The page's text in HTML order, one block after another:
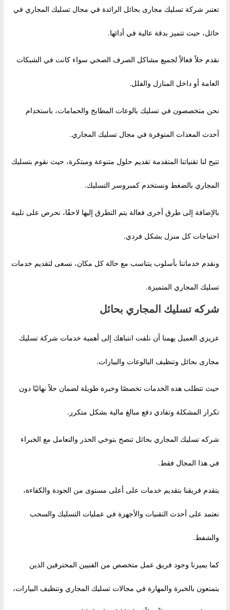
تعتبر شركة تسليك مجارى بحائل الرائدة في مجال تسليك المجاري في
حائل، حيث تتميز بدقة عالية في أدائها.
نقدم حلاً فعالاً لجميع مشاكل الصرف الصحي سواء كانت في الشبكات
العامة أو داخل المنازل والفلل.
نحن متخصصون في تسليك بالوعات المطابخ والحمامات، باستخدام
أحدث المعدات المتوفرة في مجال تسليك المجاري.
تتيح لنا تقنياتنا المتقدمة تقديم حلول متنوعة ومبتكرة، حيث نقوم بتسليك
المجاري بالضغط ونستخدم كمبروسر التسليك.
بالإضافة إلى طرق أخرى فعالة يتم التطرق إليها لاحقًا، نحرص على تلبية
احتياجات كل منزل بشكل فردي.
ونقدم خدماتنا بأسلوب يتناسب مع حالة كل مكان، نسعى لتقديم خدمات
تسليك المجاري المتميزة.
شركه تسليك المجاري بحائل
عزيزي العميل يهمنا أن نلفت انتباهك إلى أهمية خدمات شركة تسليك
مجارى بحائل وتنظيف البالوعات والبيارات.
حيث تتطلب هذه الخدمات تخصصًا وخبرة طويلة لضمان حلاً نهائيًا دون
تكرار المشكلة وتفادي دفع مبالغ مالية بشكل متكرر.
شركه تسليك المجاري بحائل تنصح بتوخي الحذر والتعامل مع الخبراء
في هذا المجال فقط.
يتقدم فريقنا بتقديم خدمات على أعلى مستوى من الجودة والكفاءة،
نعتمد على أحدث التقنيات والأجهزة في عمليات التسليك والسحب
والشفط.
كما يميزنا وجود فريق عمل متخصص من الفنيين المحترفين الذين
يتمتعون بالخبرة والمهارة في مجالات تسليك المجاري وتنظيف البيارات،